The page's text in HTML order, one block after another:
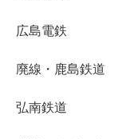
広島電鉄
廃線・鹿島鉄道
弘南鉄道